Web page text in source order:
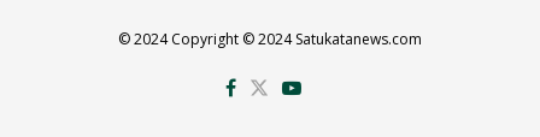
© 2024 Copyright © 2024 Satukatanews.com